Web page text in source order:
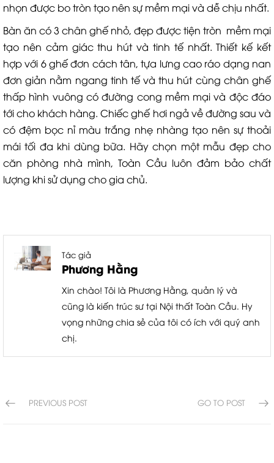
nhọn được bo tròn tạo nên sự mềm mại và dễ chịu nhất.
Bàn ăn có 3 chân ghế nhỏ, đẹp được tiện tròn mềm mại
tạo nên cảm giác thu hút và tinh tế nhất. Thiết kế kết
hợp với 6 ghế đơn cách tân, tựa lưng cao ráo dạng nan
đơn giản nằm ngang tinh tế và thu hút cùng chân ghế
thấp hình vuông có đường cong mềm mại và độc đáo
tới cho khách hàng. Chiếc ghế hơi ngả về đường sau và
có đệm bọc nỉ màu trắng nhẹ nhàng tạo nên sự thoải
mái tối đa khi dùng bữa. Hãy chọn một mẫu đẹp cho
căn phòng nhà mình, Toàn Cầu luôn đảm bảo chất
lượng khi sử dụng cho gia chủ.
Tác giả
Phương Hằng
Xin chào! Tôi là Phương Hằng, quản lý và
cũng là kiến trúc sư tại Nội thất Toàn Cầu. Hy
vọng những chia sẻ của tôi có ích với quý anh
chị.
PREVIOUS POST GO TO POST